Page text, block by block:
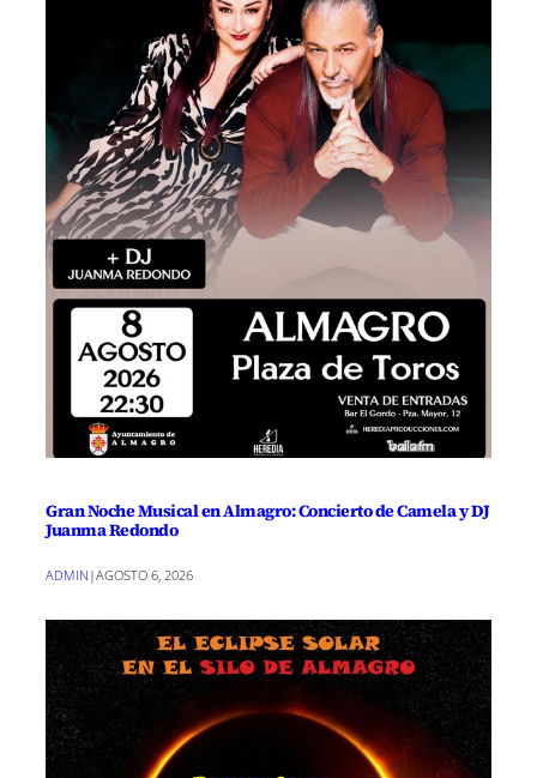
Gran Noche Musical en Almagro: Concierto de Camela y DJ
Juanma Redondo
ADMIN |AGOSTO 6, 2026